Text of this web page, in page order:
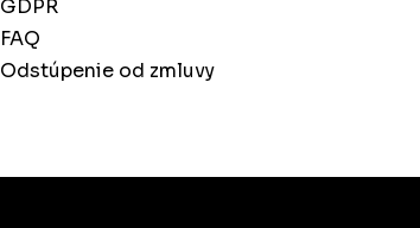
GDPR
FAQ
Odstúpenie od zmluvy